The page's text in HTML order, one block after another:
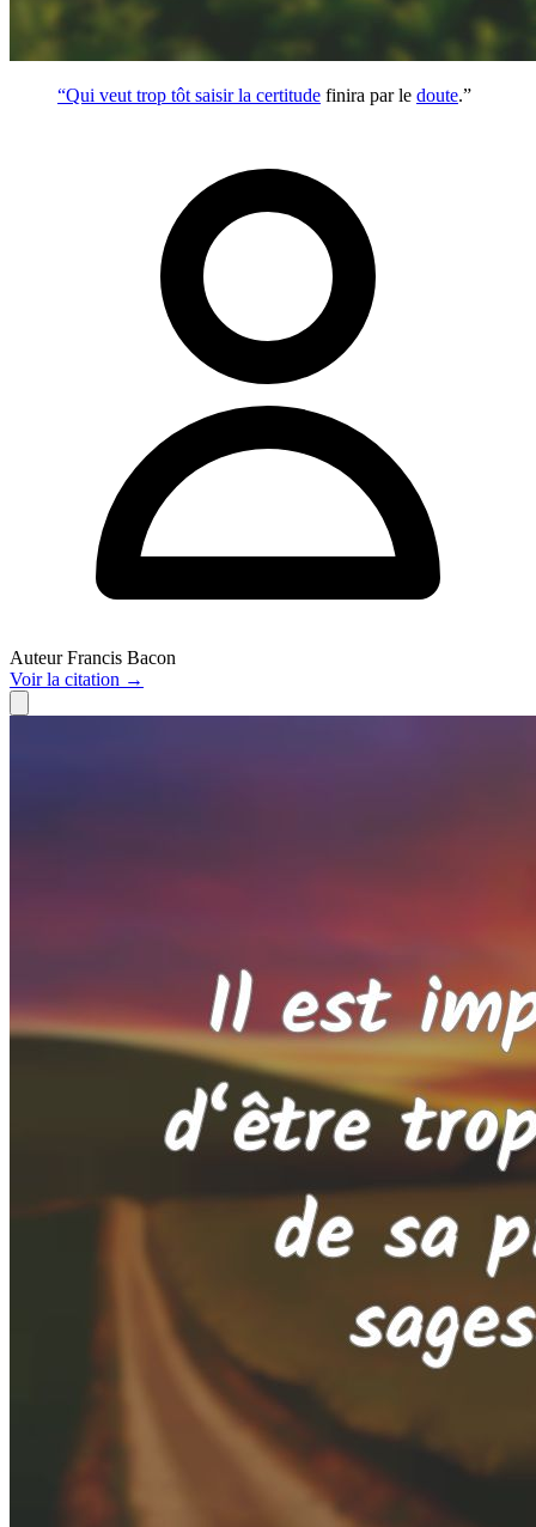
“Qui veut trop tôt saisir la certitude finira par le doute.”
Auteur Francis Bacon
Voirla citation →